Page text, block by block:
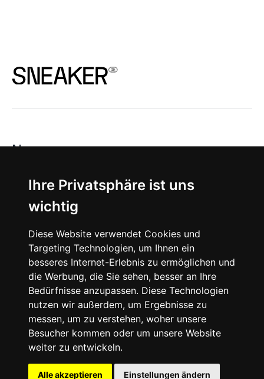
Ihre Privatsphäre ist uns
wichtig
Diese Website verwendet Cookies und
Targeting Technologien, um Ihnen ein
besseres Internet-Erlebnis zu ermöglichen und
die Werbung, die Sie sehen, besser an Ihre
Bedürfnisse anzupassen. Diese Technologien
nutzen wir außerdem, um Ergebnisse zu
messen, um zu verstehen, woher unsere
Besucher kommen oder um unsere Website
weiter zu entwickeln.
Alle akzeptieren Einstellungen ändern
News
About
Instagram
Facebook
© 2024 SNEAKERᴰᴱ, All rights reserved.
Impressum Datenschutz